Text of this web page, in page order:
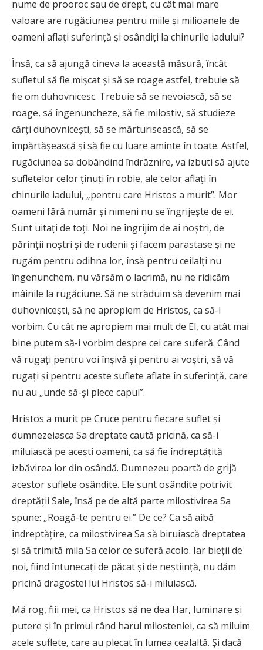
nume de prooroc sau de drept, cu cât mai mare
valoare are rugăciunea pentru miile și milioanele de
oameni aflați suferință și osândiți la chinurile iadului?
Însă, ca să ajungă cineva la această măsură, încât
sufletul să fie mișcat și să se roage astfel, trebuie să
fie om duhovnicesc. Trebuie să se nevoiască, să se
roage, să îngenuncheze, să fie milostiv, să studieze
cărți duhovnicești, să se mărturisească, să se
împărtășească și să fie cu luare aminte în toate. Astfel,
rugăciunea sa dobândind îndrăznire, va izbuti să ajute
sufletelor celor ținuți în robie, ale celor aflați în
chinurile iadului, „pentru care Hristos a murit”. Mor
oameni fără număr și nimeni nu se îngrijește de ei.
Sunt uitați de toți. Noi ne îngrijim de ai noștri, de
părinții noștri și de rudenii și facem parastase și ne
rugăm pentru odihna lor, însă pentru ceilalți nu
îngenunchem, nu vărsăm o lacrimă, nu ne ridicăm
mâinile la rugăciune. Să ne străduim să devenim mai
duhovnicești, să ne apropiem de Hristos, ca să-I
vorbim. Cu cât ne apropiem mai mult de El, cu atât mai
bine putem să-i vorbim despre cei care suferă. Când
vă rugați pentru voi înșivă și pentru ai voștri, să vă
rugați și pentru aceste suflete aflate în suferință, care
nu au „unde să-și plece capul”.
Hristos a murit pe Cruce pentru fiecare suflet și
dumnezeiasca Sa dreptate caută pricină, ca să-i
miluiască pe acești oameni, ca să fie îndreptățită
izbăvirea lor din osândă. Dumnezeu poartă de grijă
acestor suflete osândite. Ele sunt osândite potrivit
dreptății Sale, însă pe de altă parte milostivirea Sa
spune: „Roagă-te pentru ei.” De ce? Ca să aibă
îndreptățire, ca milostivirea Sa să biruiască dreptatea
și să trimită mila Sa celor ce suferă acolo. Iar bieții de
noi, fiind întunecați de păcat și de neștiință, nu dăm
pricină dragostei lui Hristos să-i miluiască.
Mă rog, fiii mei, ca Hristos să ne dea Har, luminare și
putere și în primul rând harul milosteniei, ca să miluim
acele suflete, care au plecat în lumea cealaltă. Și dacă